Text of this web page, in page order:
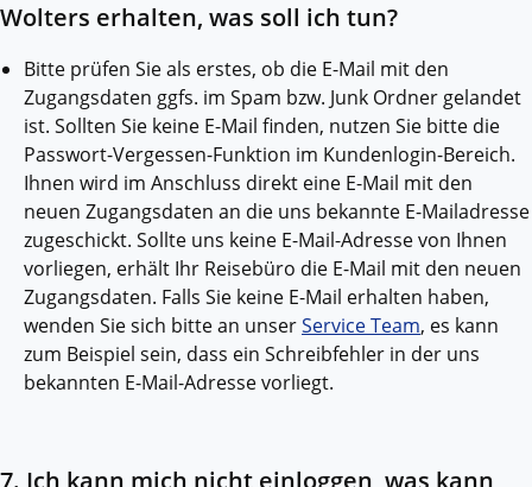
Wolters erhalten, was soll ich tun?
Bitte prüfen Sie als erstes, ob die E-Mail mit den
Zugangsdaten ggfs. im Spam bzw. Junk Ordner gelandet
ist. Sollten Sie keine E-Mail finden, nutzen Sie bitte die
Passwort-Vergessen-Funktion im Kundenlogin-Bereich.
Ihnen wird im Anschluss direkt eine E-Mail mit den
neuen Zugangsdaten an die uns bekannte E-Mailadresse
zugeschickt. Sollte uns keine E-Mail-Adresse von Ihnen
vorliegen, erhält Ihr Reisebüro die E-Mail mit den neuen
Zugangsdaten. Falls Sie keine E-Mail erhalten haben,
wenden Sie sich bitte an unserService Team, es kann
zum Beispiel sein, dass ein Schreibfehler in der uns
bekannten E-Mail-Adresse vorliegt.